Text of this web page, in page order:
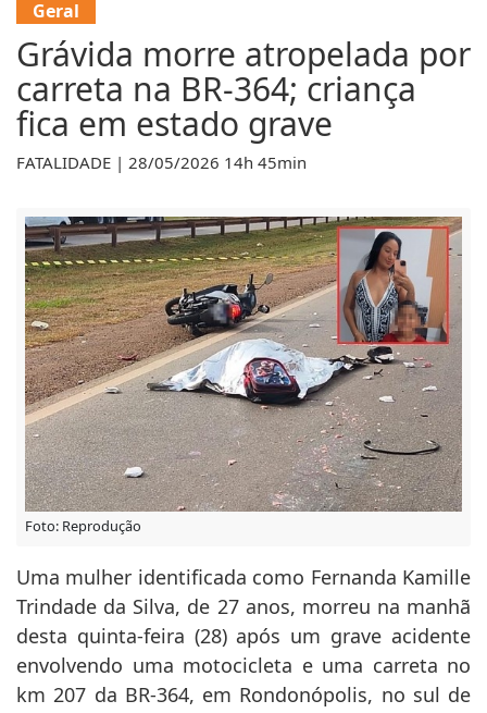
Geral
Grávida morre atropelada por
carreta na BR-364; criança
fica em estado grave
FATALIDADE | 28/05/2026 14h 45min
Foto: Reprodução
Uma mulher identificada como Fernanda Kamille
Trindade da Silva, de 27 anos, morreu na manhã
desta quinta-feira (28) após um grave acidente
envolvendo uma motocicleta e uma carreta no
km 207 da BR-364, em Rondonópolis, no sul de